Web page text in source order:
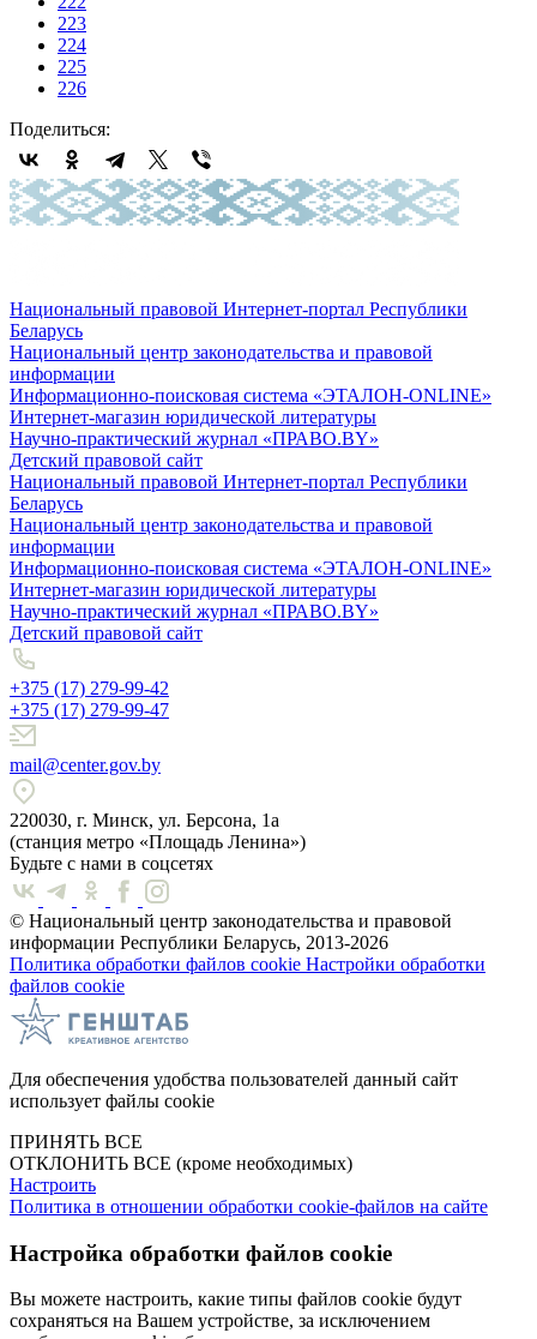
223
224
225
226
Поделиться:
Национальный правовой Интернет-портал Республики
Беларусь
Национальный центр законодательства и правовой
информации
Информационно-поисковая система «ЭТАЛОН-ONLINE»
Интернет-магазин юридической литературы
Научно-практический журнал «ПРАВО.BY»
Детский правовой сайт
Национальный правовой Интернет-портал Республики
Беларусь
Национальный центр законодательства и правовой
информации
Информационно-поисковая система «ЭТАЛОН-ONLINE»
Интернет-магазин юридической литературы
Научно-практический журнал «ПРАВО.BY»
Детский правовой сайт
+375 (17) 279-99-42
+375 (17) 279-99-47
mail@center.gov.by
220030, г. Минск, ул. Берсона, 1а
(станция метро «Площадь Ленина»)
Будьте с нами в соцсетях
© Национальный центр законодательства и правовой
информации Республики Беларусь, 2013-2026
Политика обработки файлов cookie Настройки обработки
файлов cookie
Для обеспечения удобства пользователей данный сайт
использует файлы cookie
ПРИНЯТЬ ВСЕ
ОТКЛОНИТЬ ВСЕ (кроме необходимых)
Настроить
Политика в отношении обработки cookie-файлов на сайте
Настройка обработки файлов cookie
Вы можете настроить, какие типы файлов cookie будут
сохраняться на Вашем устройстве, за исключением